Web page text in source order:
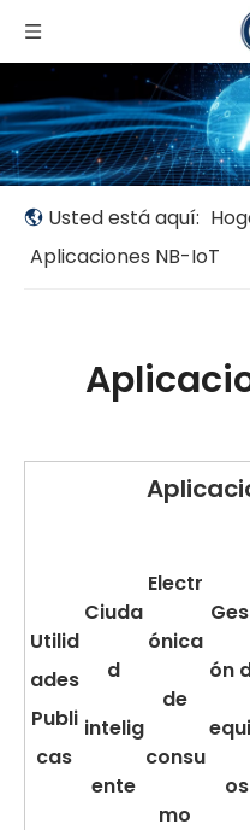
Usted está aquí:
Aplicaciones NB-IoT
Utilid
ades
Publi
cas
Ciuda
d
intelig
ente
Electr
ónica
de
consu
mo
ón
os